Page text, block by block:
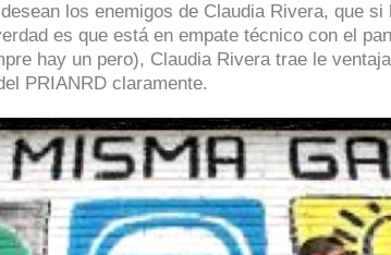
los enemigos de Claudia Rivera, que si
es que está en empate técnico con el
hay un pero), Claudia Rivera trae le
PRIANRD claramente.